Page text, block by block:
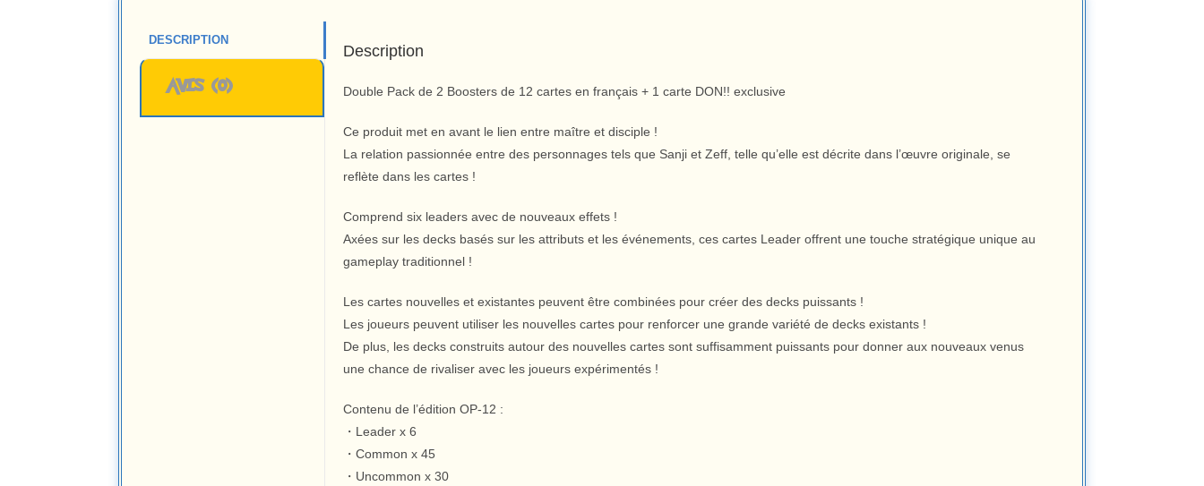
DESCRIPTION
AVIS (0)
Description
Double Pack de 2 Boosters de 12 cartes en français + 1 carte DON!! exclusive
Ce produit met en avant le lien entre maître et disciple !
La relation passionnée entre des personnages tels que Sanji et Zeff, telle qu’elle est décrite dans l’œuvre originale, se
reflète dans les cartes !
Comprend six leaders avec de nouveaux effets !
Axées sur les decks basés sur les attributs et les événements, ces cartes Leader offrent une touche stratégique unique au
gameplay traditionnel !
Les cartes nouvelles et existantes peuvent être combinées pour créer des decks puissants !
Les joueurs peuvent utiliser les nouvelles cartes pour renforcer une grande variété de decks existants !
De plus, les decks construits autour des nouvelles cartes sont suffisamment puissants pour donner aux nouveaux venus
une chance de rivaliser avec les joueurs expérimentés !
Contenu de l’édition OP-12 :
・Leader x 6
・Common x 45
・Uncommon x 30